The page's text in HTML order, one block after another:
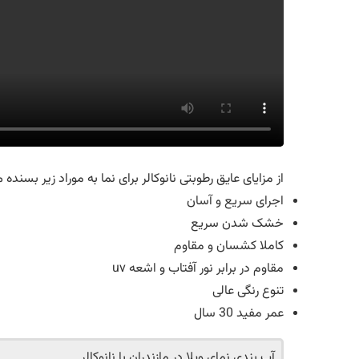
از مزایای عایق رطوبتی نانوکالر برای نما به موراد زیر
اجرای سریع و آسان
خشک شدن سریع
کاملا کشسان و مقاوم
مقاوم در برابر نور آفتاب و اشعه uv
تنوع رنگی عالی
عمر مفید 30 سال